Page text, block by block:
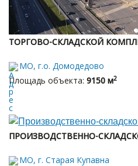
ТОРГОВО-СКЛАДСКОЙ
МО, г.о. Домодедово
Площадь объекта: 9150 м2
ПРОИЗВОДСТВЕННО-
МО, г. Старая Купавна